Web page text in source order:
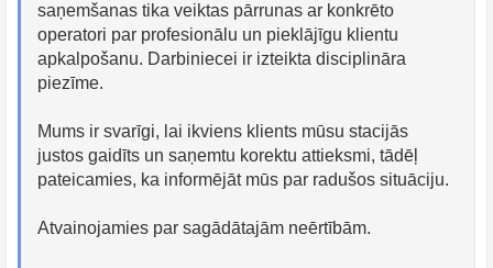
saņemšanas tika veiktas pārrunas ar konkrēto
operatori par profesionālu un pieklājīgu klientu
apkalpošanu. Darbiniecei ir izteikta disciplināra
piezīme.
Mums ir svarīgi, lai ikviens klients mūsu stacijās
justos gaidīts un saņemtu korektu attieksmi, tādēļ
pateicamies, ka informējāt mūs par radušos situāciju.
Atvainojamies par sagādātajām neērtībām.